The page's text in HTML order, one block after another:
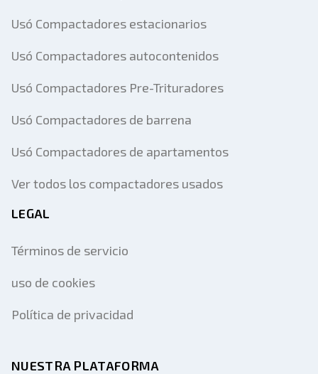
Usó Compactadores estacionarios
Usó Compactadores autocontenidos
Usó Compactadores Pre-Trituradores
Usó Compactadores de barrena
Usó Compactadores de apartamentos
Ver todos los compactadores usados
LEGAL
Términos de servicio
uso de cookies
Política de privacidad
NUESTRA PLATAFORMA